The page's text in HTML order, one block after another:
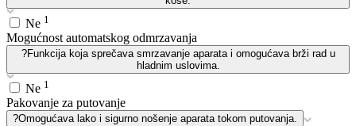
Ne 1
Mogućnost automatskog odmrzavanja
?Funkcija koja sprečava smrzavanje aparata i omogućava brži rad u
hladnim uslovima.
Ne 1
Pakovanje za putovanje
?Omogućava lako i sigurno nošenje aparata tokom putovanja.